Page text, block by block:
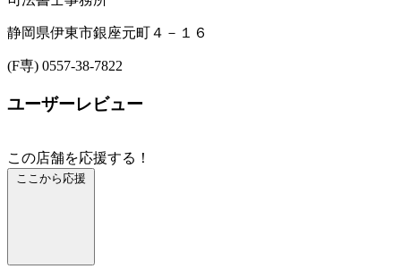
静岡県伊東市銀座元町４－１６
(F専) 0557-38-7822
ユーザーレビュー
この店舗を応援する！
ここから応援